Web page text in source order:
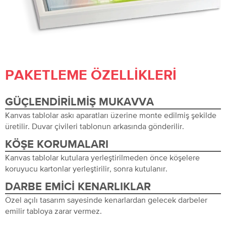
PAKETLEME ÖZELLIKLERI
GÜÇLENDIRILMIŞ MUKAVVA
Kanvas tablolar askı aparatları üzerine monte edilmiş şekilde
üretilir. Duvar çivileri tablonun arkasında gönderilir.
KÖŞE KORUMALARI
Kanvas tablolar kutulara yerleştirilmeden önce köşelere
koruyucu kartonlar yerleştirilir, sonra kutulanır.
DARBE EMICI KENARLIKLAR
Özel açılı tasarım sayesinde kenarlardan gelecek darbeler
emilir tabloya zarar vermez.